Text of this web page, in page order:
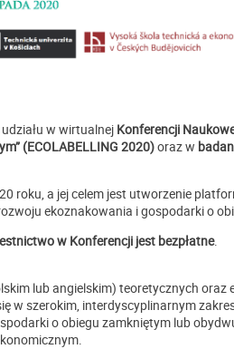
w wirtualnej Konferencji
(ECOLABELLING 2020)oraz w
roku, a jej celem jest utworzenie
ekoznakowania i gospodarki o
w Konferencji jest bezpłatne.
lub angielskim) teoretycznych
w szerokim, interdyscyplinarnym
o obiegu zamkniętym lub